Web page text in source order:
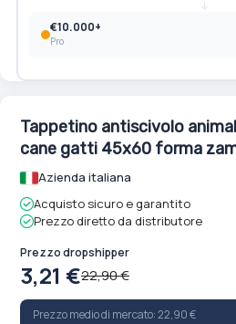
€10.000+
Pro
Tappetino antiscivolo
cane gatti 45x60 forma
Azienda italiana
Acquisto sicuro e garantito
Prezzo diretto da distributore
Prezzo dropshipper
3,21 €22,90 €
Prezzo medio di mercato: 22,90 €